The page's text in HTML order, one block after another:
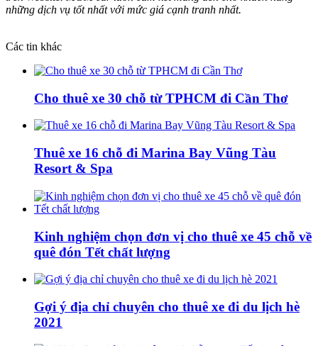
những dịch vụ tốt nhất với mức giá cạnh tranh nhất.
Các tin khác
Cho thuê xe 30 chỗ từ TPHCM đi Cần Thơ
Thuê xe 16 chỗ đi Marina Bay Vũng Tàu
Resort & Spa
Kinh nghiệm chọn đơn vị cho thuê xe 45 chỗ về
quê đón Tết chất lượng
Gợi ý địa chỉ chuyên cho thuê xe đi du lịch hè
2021